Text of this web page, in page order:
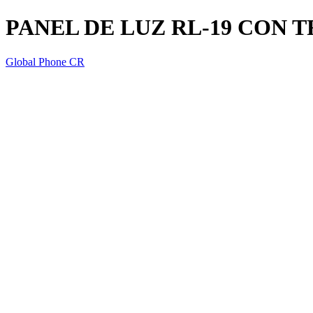
PANEL DE LUZ RL-19 CON
Global Phone CR